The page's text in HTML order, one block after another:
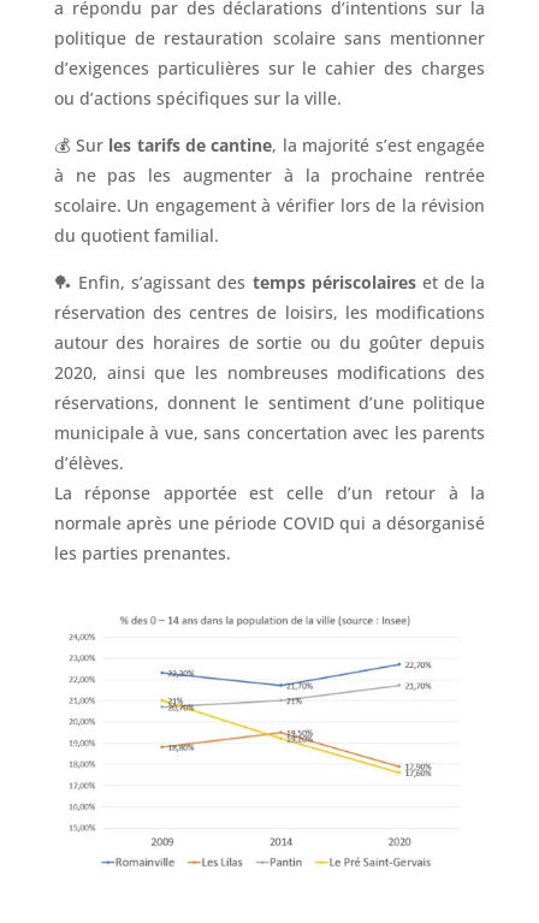
a répondu par des déclarations d’intentions sur la
politique de restauration scolaire sans mentionner
d’exigences particulières sur le cahier des charges
ou d’actions spécifiques sur la ville.
💰 Sur les tarifs de cantine, la majorité s’est engagée
à ne pas les augmenter à la prochaine rentrée
scolaire. Un engagement à vérifier lors de la révision
du quotient familial.
🏓 Enfin, s’agissant des temps périscolaireset de la
réservation des centres de loisirs, les modifications
autour des horaires de sortie ou du goûter depuis
2020, ainsi que les nombreuses modifications des
réservations, donnent le sentiment d’une politique
municipale à vue, sans concertation avec les parents
d’élèves.
La réponse apportée est celle d’un retour à la
normale après une période COVID qui a désorganisé
les parties prenantes.